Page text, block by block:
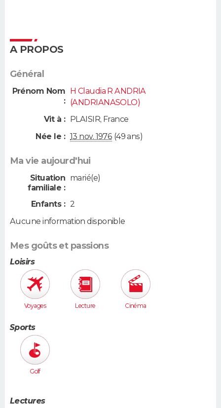
A PROPOS
Général
Prénom Nom
:
H Claudia R ANDRIA
(ANDRIANASOLO)
Vit à :
PLAISIR, France
Née le : 13 nov. 1976 (49 ans)
Ma vie aujourd'hui
Situation
familiale :
marié(e)
Enfants : 2
Aucune information disponible
Mes goûts et passions
Loisirs
Voyages Lecture Cinéma
Sports
Golf
Lectures